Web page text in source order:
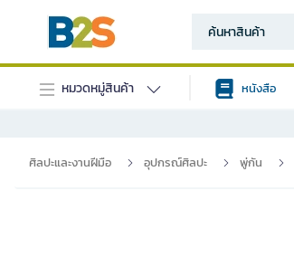
หมวดหมู่สินค้า หนังสือ
ศิลปะและงานฝีมือ อุปกรณ์ศิลปะ พู่กัน